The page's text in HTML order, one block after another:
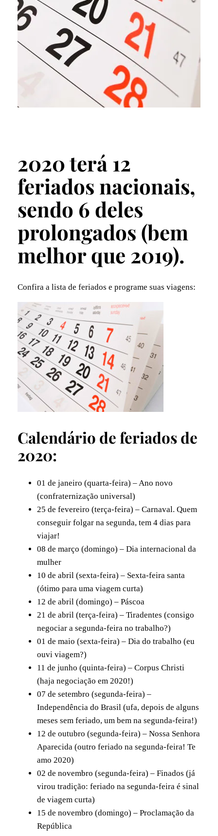
2020 terá 12
feriados nacionais,
sendo 6 deles
prolongados (bem
melhor que 2019).
Confira a lista de feriados e programe suas viagens:
Calendário de feriados de
2020:
01 de janeiro (quarta-feira) – Ano novo
(confraternização universal)
25 de fevereiro (terça-feira) – Carnaval. Quem
conseguir folgar na segunda, tem 4 dias para
viajar!
08 de março (domingo) – Dia internacional da
mulher
10 de abril (sexta-feira) – Sexta-feira santa
(ótimo para uma viagem curta)
12 de abril (domingo) – Páscoa
21 de abril (terça-feira) – Tiradentes (consigo
negociar a segunda-feira no trabalho?)
01 de maio (sexta-feira) – Dia do trabalho (eu
ouvi viagem?)
11 de junho (quinta-feira) – Corpus Christi
(haja negociação em 2020!)
07 de setembro (segunda-feira) –
Independência do Brasil (ufa, depois de alguns
meses sem feriado, um bem na segunda-feira!)
12 de outubro (segunda-feira) – Nossa Senhora
Aparecida (outro feriado na segunda-feira! Te
amo 2020)
02 de novembro (segunda-feira) – Finados (já
virou tradição: feriado na segunda-feira é sinal
de viagem curta)
15 de novembro (domingo) – Proclamação da
República